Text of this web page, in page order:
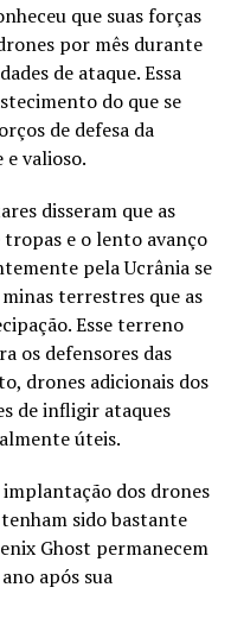
que suas forças
por mês durante
de ataque. Essa
do que se
de defesa da
valioso.
disseram que as
e o lento avanço
pela Ucrânia se
terrestres que as
Esse terreno
os defensores das
drones adicionais dos
de infligir ataques
úteis.
dos drones
sido bastante
Ghost permanecem
após sua